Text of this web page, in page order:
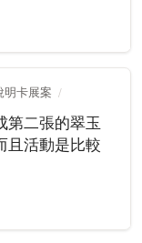
明卡展案
第二張的翠玉
且活動是比較